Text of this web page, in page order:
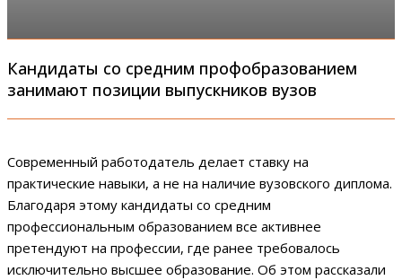
Кандидаты со средним профобразованием
занимают позиции выпускников вузов
Современный работодатель делает ставку на
практические навыки, а не на наличие вузовского диплома.
Благодаря этому кандидаты со средним
профессиональным образованием все активнее
претендуют на профессии, где ранее требовалось
исключительно высшее образование. Об этом рассказали